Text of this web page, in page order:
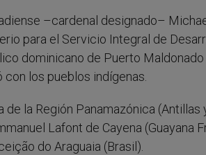
–cardenal designado–
para el Servicio Integral de
dominicano de Puerto Maldonado
los pueblos indígenas.
la Región Panamazónica (Antillas
Lafont de Cayena (Guayana
do Araguaia (Brasil).